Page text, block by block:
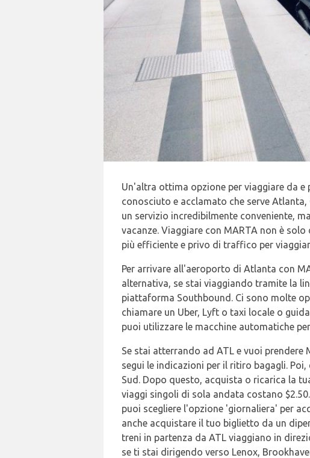
Un'altra ottima opzione per viaggiare da
conosciuto e acclamato che serve
un servizio incredibilmente conveniente,
vacanze. Viaggiare con MARTA non è
più efficiente e privo di traffico per
Per arrivare all'aeroporto di Atlanta con
alternativa, se stai viaggiando tramite la
piattaforma Southbound. Ci sono molte
chiamare un Uber, Lyft o taxi locale o
puoi utilizzare le macchine automatiche
Se stai atterrando ad ATL e vuoi
segui le indicazioni per il ritiro bagagli.
Sud. Dopo questo, acquista o ricarica la
viaggi singoli di sola andata costano
puoi scegliere l'opzione 'giornaliera' per
anche acquistare il tuo biglietto da un
treni in partenza da ATL viaggiano in
se ti stai dirigendo verso Lenox,